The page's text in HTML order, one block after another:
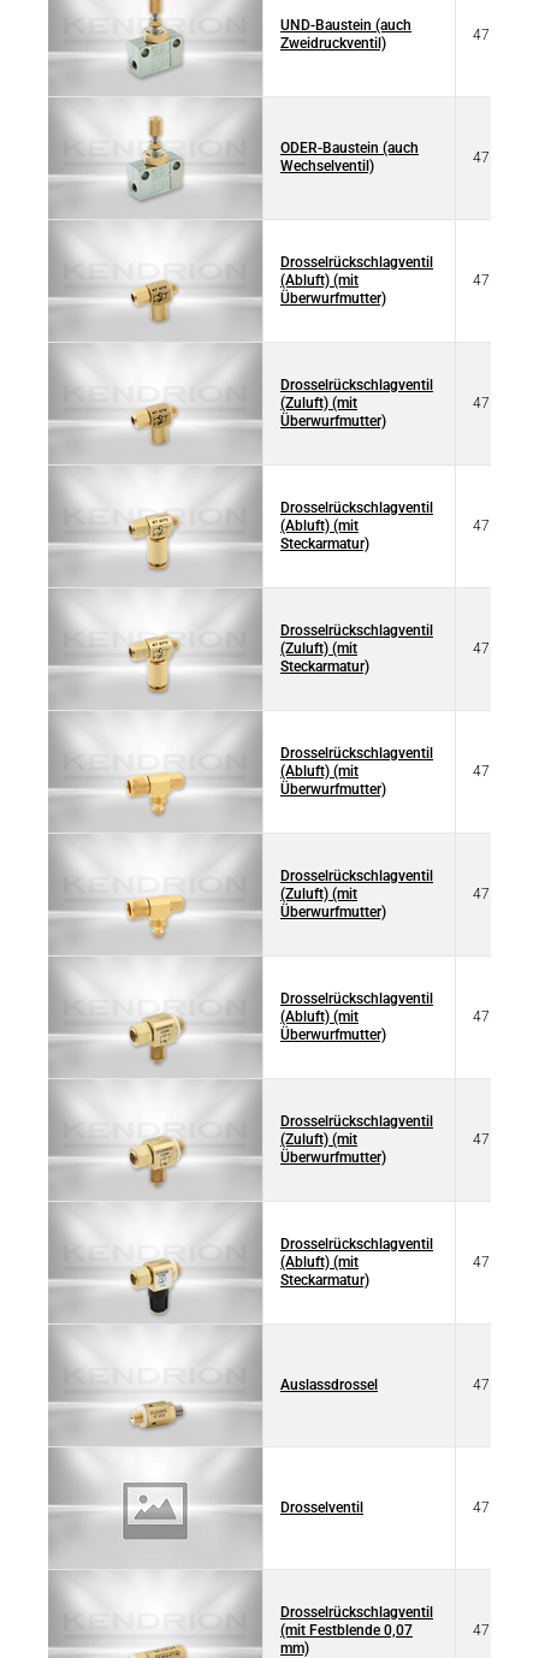
UND-Baustein (auch
Zweidruckventil)
47.002
ODER-Baustein (auch
Wechselventil)
47.003
Drosselrückschlagventil
(Abluft) (mit
Überwurfmutter)
47.070
Drosselrückschlagventil
(Zuluft) (mit
Überwurfmutter)
47.071
Drosselrückschlagventil
(Abluft) (mit
Steckarmatur)
47.075
Drosselrückschlagventil
(Zuluft) (mit
Steckarmatur)
47.076
Drosselrückschlagventil
(Abluft) (mit
Überwurfmutter)
47.080
Drosselrückschlagventil
(Zuluft) (mit
Überwurfmutter)
47.081
Drosselrückschlagventil
(Abluft) (mit
Überwurfmutter)
47.085
Drosselrückschlagventil
(Zuluft) (mit
Überwurfmutter)
47.086
Drosselrückschlagventil
(Abluft) (mit
Steckarmatur)
47.090
Auslassdrossel 47.200
Drosselventil 47.220
Drosselrückschlagventil
(mit Festblende 0,07
mm)
47.251.07